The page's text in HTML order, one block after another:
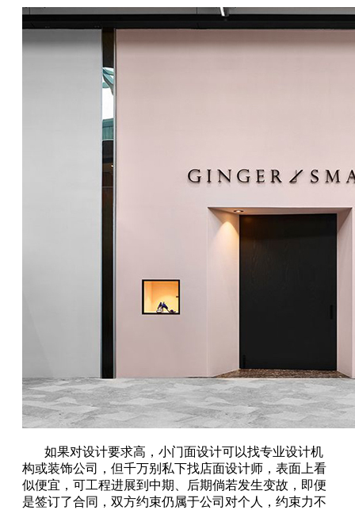
如果对设计要求高，小门面设计可以找专业设计机
构或装饰公司，但千万别私下找店面设计师，表面上看
似便宜，可工程进展到中期、后期倘若发生变故，即便
是签订了合同，双方约束仍属于公司对个人，约束力不